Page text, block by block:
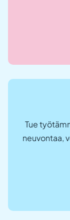
Tue
neuvontaa,